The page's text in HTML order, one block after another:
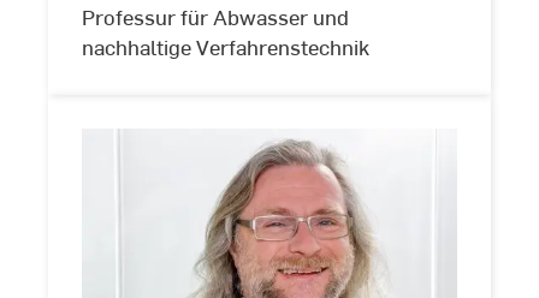
Professur für Abwasser und
nachhaltige Verfahrenstechnik